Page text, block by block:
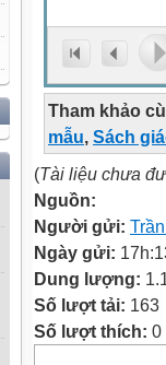
Tham khảo
mẫu, Sách
(Tài liệu chưa
Nguồn:
Người gửi:
Ngày gửi:
Dung lượng:
Số lượt tải: 163
Số lượt thích: 0